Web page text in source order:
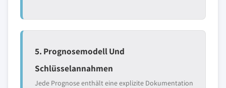
5. Prognosemodell Und
Schlüsselannahmen
Jede Prognose enthält eine explizite Dokumentation